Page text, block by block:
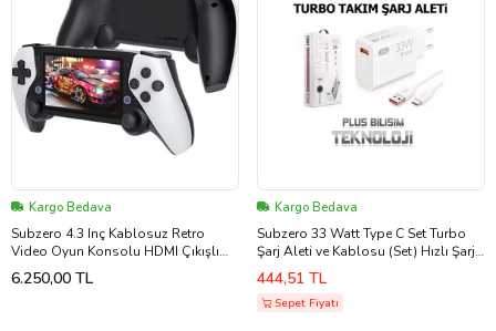
Kargo Bedava
Subzero 4.3 Inç Kablosuz Retro
Video Oyun Konsolu HDMI Çıkışlı
Taşınabilir Atari 20.000 Oyun
3000Mah
6.250,00 TL
Kargo Bedava
Subzero 33 Watt Type C Set Turbo
Şarj Aleti ve Kablosu (Set) Hızlı Şarj
Özellikli SG37
444,51 TL
Sepet Fiyatı